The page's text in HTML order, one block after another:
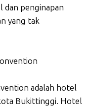
dan penginapan
yang tak
adalah hotel
Bukittinggi. Hotel